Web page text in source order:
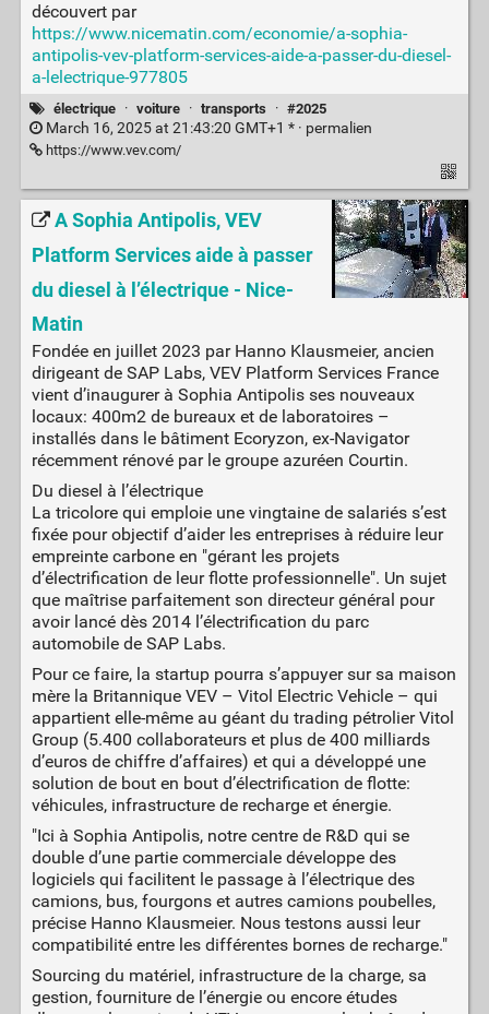
découvert par
https://www.nicematin.com/economie/a-sophia-
antipolis-vev-platform-services-aide-a-passer-du-diesel-
a-lelectrique-977805
électrique · voiture · transports · #2025
March 16, 2025 at 21:43:20 GMT+1 * · permalien
https://www.vev.com/
A Sophia Antipolis, VEV
Platform Services aide à passer
du diesel à l’électrique - Nice-
Matin
Fondée en juillet 2023 par Hanno Klausmeier, ancien
dirigeant de SAP Labs, VEV Platform Services France
vient d’inaugurer à Sophia Antipolis ses nouveaux
locaux: 400m2 de bureaux et de laboratoires –
installés dans le bâtiment Ecoryzon, ex-Navigator
récemment rénové par le groupe azuréen Courtin.
Du diesel à l’électrique
La tricolore qui emploie une vingtaine de salariés s’est
fixée pour objectif d’aider les entreprises à réduire leur
empreinte carbone en "gérant les projets
d’électrification de leur flotte professionnelle". Un sujet
que maîtrise parfaitement son directeur général pour
avoir lancé dès 2014 l’électrification du parc
automobile de SAP Labs.
Pour ce faire, la startup pourra s’appuyer sur sa maison
mère la Britannique VEV – Vitol Electric Vehicle – qui
appartient elle-même au géant du trading pétrolier Vitol
Group (5.400 collaborateurs et plus de 400 milliards
d’euros de chiffre d’affaires) et qui a développé une
solution de bout en bout d’électrification de flotte:
véhicules, infrastructure de recharge et énergie.
"Ici à Sophia Antipolis, notre centre de R&D qui se
double d’une partie commerciale développe des
logiciels qui facilitent le passage à l’électrique des
camions, bus, fourgons et autres camions poubelles,
précise Hanno Klausmeier. Nous testons aussi leur
compatibilité entre les différentes bornes de recharge."
Sourcing du matériel, infrastructure de la charge, sa
gestion, fourniture de l’énergie ou encore études